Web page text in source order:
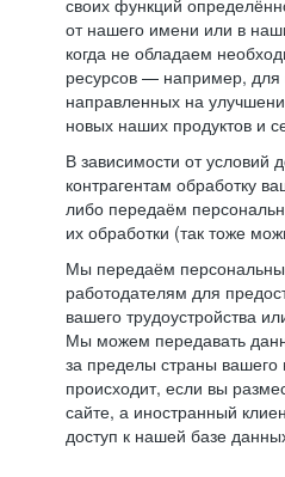
своих функций
от нашего имени или в
когда не обладаем
ресурсов — например, для
направленных на
новых наших продуктов и
В зависимости от условий
контрагентам обработку
либо передаём
их обработки (так тоже
Мы передаём
работодателям для
вашего трудоустройства
Мы можем передавать
за пределы страны
происходит, если вы
сайте, а иностранный
доступ к нашей базе